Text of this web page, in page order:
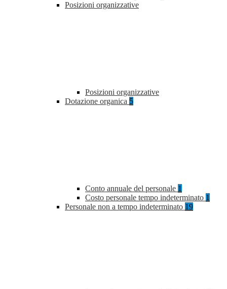
Posizioni organizzative
Posizioni organizzative
Dotazione organica 5
Conto annuale del personale 1
Costo personale tempo indeterminato 1
Personale non a tempo indeterminato 19